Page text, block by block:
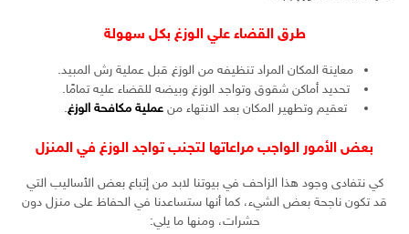
طرق القضاء علي الوزغ بكل سهولة
معاينة المكان المراد تنظيفه من الوزغ قبل عملية رش المبيد.
تحديد أماكن شقوق وتواجد الوزغ وبيضه للقضاء عليه تمامًا.
تعقيم وتطهير المكان بعد الانتهاء من عملية مكافحة الوزغ.
بعض الأمور الواجب مراعاتها لتجنب تواجد الوزغ في المنزل
كي نتفادى وجود هذا الزاحف في بيوتنا لابد من إتباع بعض الأساليب التي
قد تكون ناجحة بعض الشيء، كما أنها ستساعدنا في الحفاظ على منزل دون
حشرات، ومنها ما يلي: